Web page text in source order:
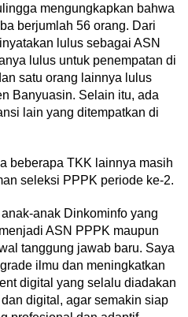
mengungkapkan bahwa
berjumlah 56 orang. Dari
lulus sebagai ASN
lulus untuk penempatan di
satu orang lainnya lulus
Banyuasin. Selain itu, ada
lain yang ditempatkan di
beberapa TKK lainnya masih
seleksi PPPK periode ke-2.
anak Dinkominfo yang
ASN PPPK maupun
tanggung jawab baru. Saya
ilmu dan meningkatkan
digital yang selalu diadakan
digital, agar semakin siap